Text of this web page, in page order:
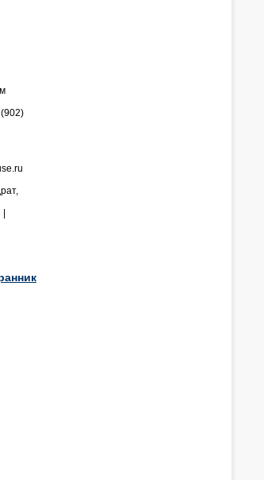
|